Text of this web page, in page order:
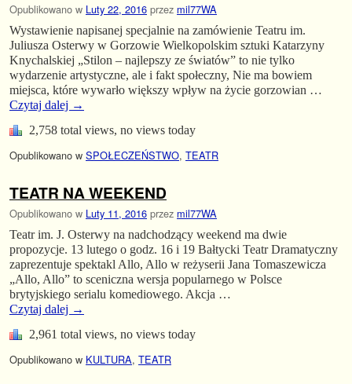
Opublikowano w Luty 22, 2016 przez mil77WA
Wystawienie napisanej specjalnie na zamówienie Teatru im.
Juliusza Osterwy w Gorzowie Wielkopolskim sztuki Katarzyny
Knychalskiej „Stilon – najlepszy ze światów” to nie tylko
wydarzenie artystyczne, ale i fakt społeczny, Nie ma bowiem
miejsca, które wywarło większy wpływ na życie gorzowian …
Czytaj dalej →
2,758 total views, no views today
Opublikowano w SPOŁECZEŃSTWO, TEATR
TEATR NA WEEKEND
Opublikowano w Luty 11, 2016 przez mil77WA
Teatr im. J. Osterwy na nadchodzący weekend ma dwie
propozycje. 13 lutego o godz. 16 i 19 Bałtycki Teatr Dramatyczny
zaprezentuje spektakl Allo, Allo w reżyserii Jana Tomaszewicza
„Allo, Allo” to sceniczna wersja popularnego w Polsce
brytyjskiego serialu komediowego. Akcja …
Czytaj dalej →
2,961 total views, no views today
Opublikowano w KULTURA, TEATR